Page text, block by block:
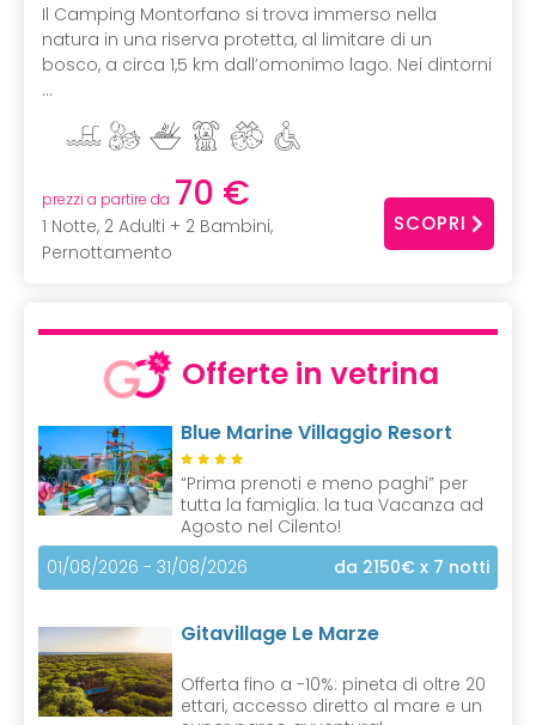
Il Camping Montorfano si trova immerso nella
natura in una riserva protetta, al limitare di un
bosco, a circa 1,5 km dall’omonimo lago. Nei dintorni
...
prezzi a partire da 70 €
1 Notte, 2 Adulti + 2 Bambini,
Pernottamento
SCOPRI
Offerte in vetrina
Blue Marine Villaggio Resort
“Prima prenoti e meno paghi” per
tutta la famiglia: la tua Vacanza ad
Agosto nel Cilento!
01/08/2026 - 31/08/2026
da 2150€ x 7 notti
Gitavillage Le Marze
Offerta fino a -10%: pineta di oltre 20
ettari, accesso diretto al mare e un